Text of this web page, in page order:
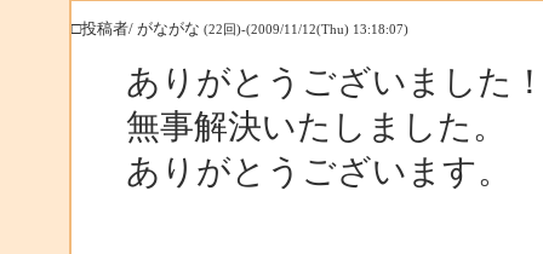
□投稿者/ がながな (22回)-(2009/11/12(Thu) 13:18:07)
ありがとうございました
無事解決いたしました。
ありがとうございます。